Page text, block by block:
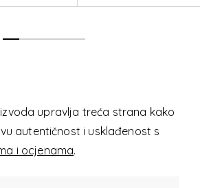
upravlja treća strana kako
autentičnost i usklađenost s
i ocjenama.